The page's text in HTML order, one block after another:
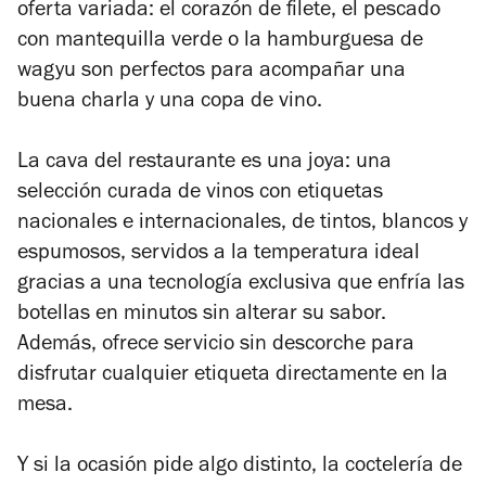
oferta variada: el corazón de filete, el pescado
con mantequilla verde o la hamburguesa de
wagyu son perfectos para acompañar una
buena charla y una copa de vino.
La cava del restaurante es una joya: una
selección curada de vinos con etiquetas
nacionales e internacionales, de tintos, blancos y
espumosos, servidos a la temperatura ideal
gracias a una tecnología exclusiva que enfría las
botellas en minutos sin alterar su sabor.
Además, ofrece servicio sin descorche para
disfrutar cualquier etiqueta directamente en la
mesa.
Y si la ocasión pide algo distinto, la coctelería de